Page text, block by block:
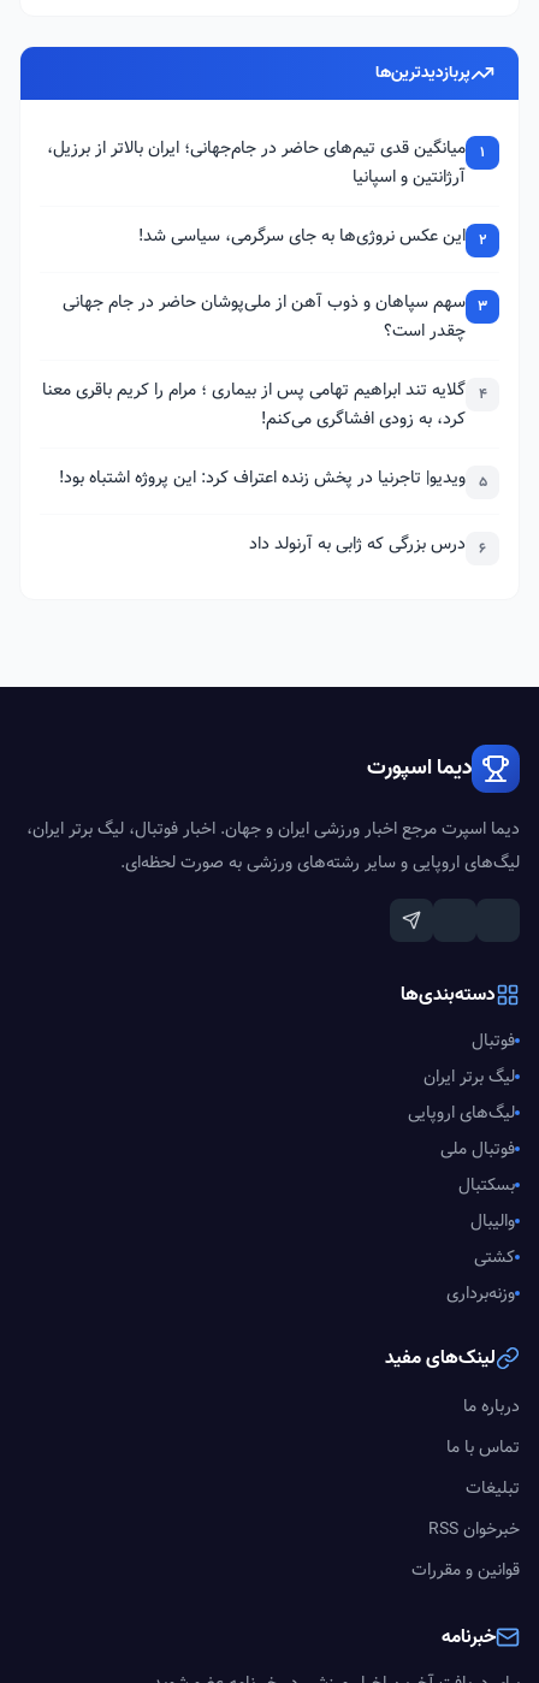
پربازدیدترین‌ها
1
میانگین قدی تیم‌های حاضر در جام‌جهانی؛ ایران بالاتر از برزیل،
آرژانتین و اسپانیا
2 این عکس نروژی‌ها به جای سرگرمی، سیاسی شد!
3 سهم سپاهان و ذوب آهن از ملی‌پوشان حاضر در جام جهانی
چقدر است؟
4 گلایه تند ابراهیم تهامی پس از بیماری ؛ مرام را کریم باقری معنا
کرد، به زودی افشاگری می‌کنم!
5 ویدیو| تاجرنیا در پخش زنده اعتراف کرد: این پروژه اشتباه بود!
6 درس بزرگی که ژابی به آرنولد داد
دیما اسپورت
دیما اسپرت مرجع اخبار ورزشی ایران و جهان. اخبار فوتبال، لیگ برتر ایران،
لیگ‌های اروپایی و سایر رشته‌های ورزشی به صورت لحظه‌ای.
دسته‌بندی‌ها
فوتبال
لیگ برتر ایران
لیگ‌های اروپایی
فوتبال ملی
بسکتبال
والیبال
کشتی
وزنه‌برداری
لینک‌های مفید
درباره ما
تماس با ما
تبلیغات
خبرخوان RSS
قوانین و مقررات
خبرنامه